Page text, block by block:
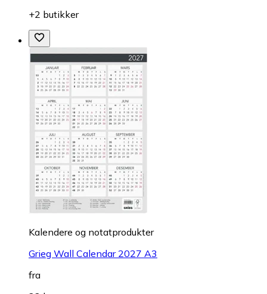
+2 butikker
Kalendere og notatprodukter
Grieg Wall Calendar 2027 A3
fra